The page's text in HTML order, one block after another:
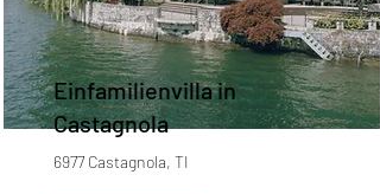
Einfamilienvilla in
Castagnola
6977 Castagnola, TI